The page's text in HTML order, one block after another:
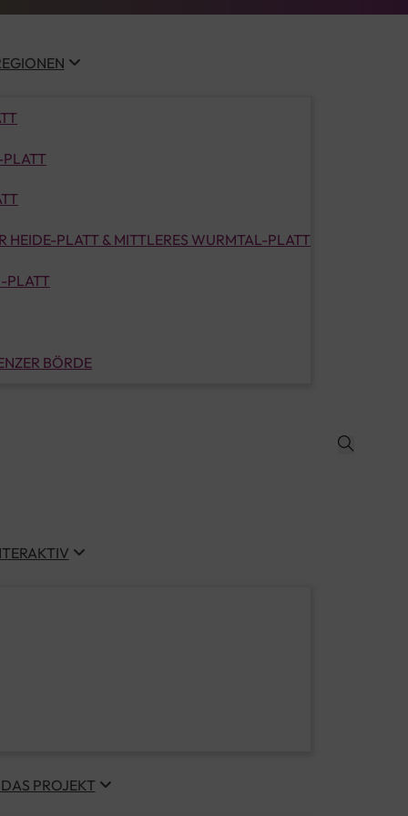
HEIDE-PLATT & MITTLERES WURMTAL-PLATT
PLATT
BÖRDE
PROJEKT